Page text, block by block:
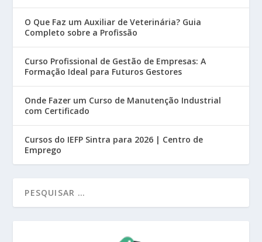
O Que Faz um Auxiliar de Veterinária? Guia
Completo sobre a Profissão
Curso Profissional de Gestão de Empresas: A
Formação Ideal para Futuros Gestores
Onde Fazer um Curso de Manutenção Industrial
com Certificado
Cursos do IEFP Sintra para 2026 | Centro de
Emprego